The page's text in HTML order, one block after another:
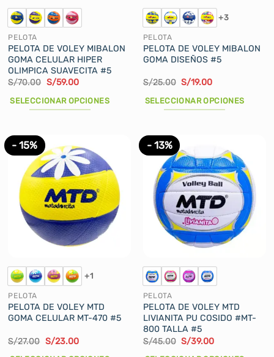
la
página
de
producto
la
página
de
producto
PELOTA
PELOTA DE VOLEY MIBALON
GOMA CELULAR HIPER
OLIMPICA SUAVECITA #5
S/70.00 El
original
era:
S/59.00El
actual
es:
SELECCIONAR OPCIONES
tiene
múltiples
variantes.
Las
opciones
pueden
la
página
de
producto
+3
PELOTA
PELOTA DE VOLEY MIBALON
GOMA DISEÑOS #5
S/25.00 El
original
era:
S/19.00El
actual
es:
SELECCIONAR OPCIONES
tiene
múltiples
variantes.
Las
opciones
pueden
la
página
de
producto
- 15%
+1
PELOTA
PELOTA DE VOLEY MTD
GOMA CELULAR MT-470 #5
S/27.00 El
S/23.00El
- 13%
PELOTA
PELOTA DE VOLEY MTD
LIVIANITA PU COSIDO #MT-
800 TALLA #5
S/45.00 El
S/39.00El